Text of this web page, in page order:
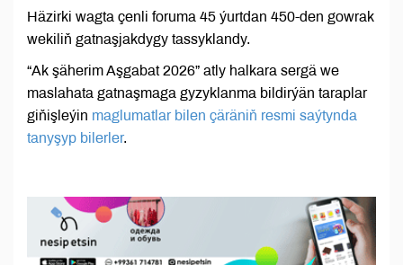
Häzirki wagta çenli foruma 45 ýurtdan 450-den gowrak
wekiliň gatnaşjakdygy tassyklandy.
“Ak şäherim Aşgabat 2026” atly halkara sergä we
maslahata gatnaşmaga gyzyklanma bildirýän taraplar
giňişleýin maglumatlar bilen çäräniň resmi saýtynda
tanyşyp bilerler.